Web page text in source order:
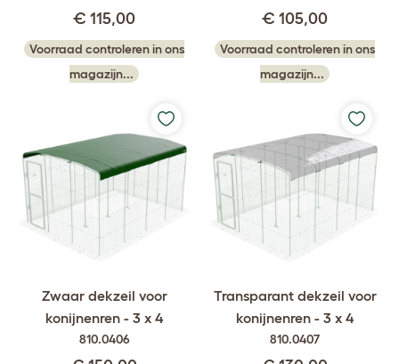
€ 115,00
Voorraad controleren in ons
magazijn...
€ 105,00
Voorraad controleren in ons
magazijn...
Zwaar dekzeil voor
konijnenren - 3 x 4
810.0406
Transparant dekzeil voor
konijnenren - 3 x 4
810.0407